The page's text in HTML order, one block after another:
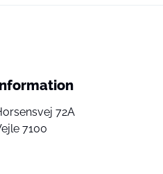
72A
7100